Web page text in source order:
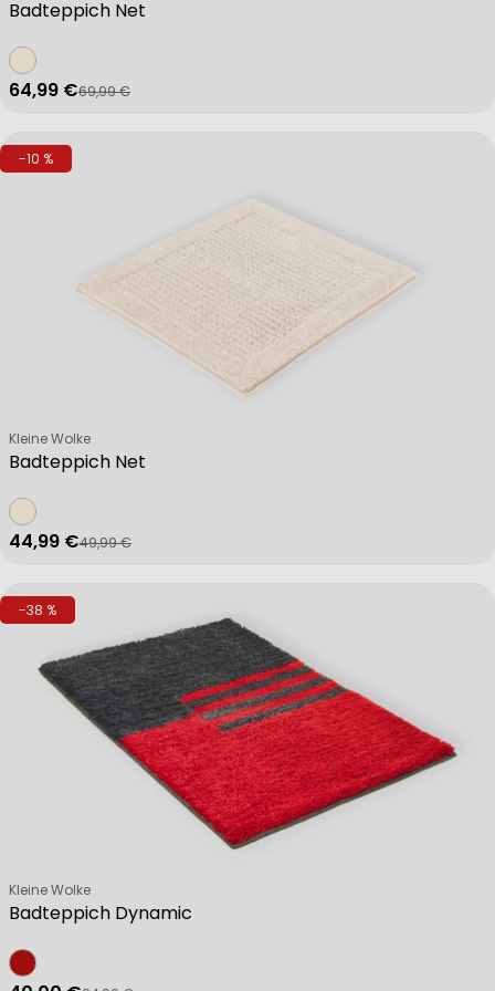
Badteppich Net
Verkaufspreis
64,99 €
Regulärer Preis
69,99 €
-10 %
Badteppich Net
Verkäufer:
Kleine Wolke
Verkaufspreis
44,99 €
Regulärer Preis
49,99 €
-38 %
Badteppich Dynamic
Verkäufer:
Kleine Wolke